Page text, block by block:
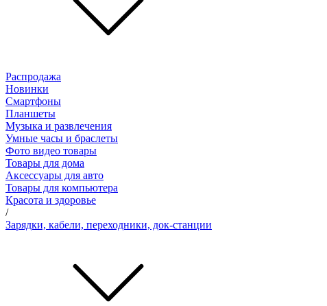
Распродажа
Новинки
Смартфоны
Планшеты
Музыка и развлечения
Умные часы и браслеты
Фото видео товары
Товары для дома
Аксессуары для авто
Товары для компьютера
Красота и здоровье
/
Зарядки, кабели, переходники, док-станции